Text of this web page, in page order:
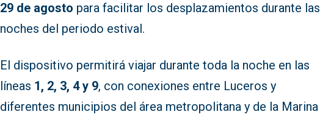
29 de agosto para facilitar los desplazamientos durante las
noches del periodo estival.
El dispositivo permitirá viajar durante toda la noche en las
líneas 1, 2, 3, 4 y 9, con conexiones entre Luceros y
diferentes municipios del área metropolitana y de la Marina